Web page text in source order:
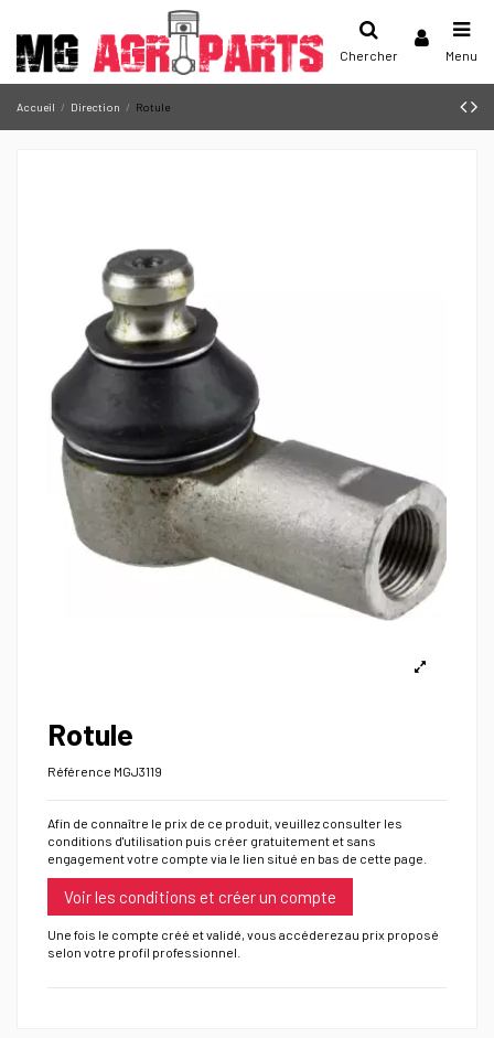
Chercher Menu
Accueil Direction Rotule
Rotule
Référence MGJ3119
Afin de connaître le prix de ce produit, veuillez consulter les
conditions d'utilisation puis créer gratuitement et sans
engagement votre compte via le lien situé en bas de cette page.
Voir les conditions et créer un compte
Une fois le compte créé et validé, vous accéderez au prix proposé
selon votre profil professionnel.